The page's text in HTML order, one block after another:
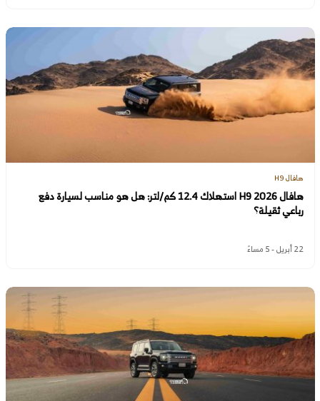
هافال H9
هافال H9 2026 استهلاك 12.4 كم/لتر: هل هو مناسب لسيارة دفع
رباعي ثقيلة؟
22 أبريل - 5 مساءً